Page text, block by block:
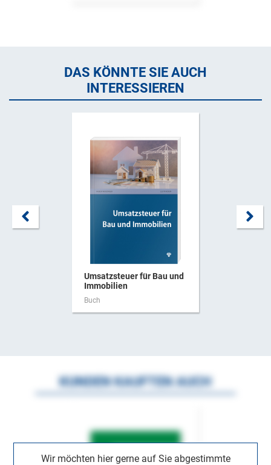
DAS KÖNNTE SIE AUCH
INTERESSIEREN
Umsatzsteuer für Bau und
Immobilien
Buch
Wir möchten hier gerne auf Sie abgestimmte
KUNDEN KAUFTEN AUCH